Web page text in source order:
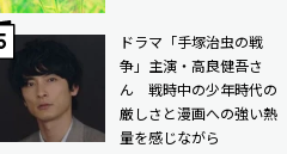
ドラマ「手塚治虫の戦
争」主演・高良健吾さ
ん 戦時中の少年時代の
厳しさと漫画への強い熱
量を感じながら